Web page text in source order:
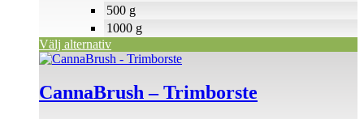
500 g
1000 g
Välj alternativ
CannaBrush – Trimborste